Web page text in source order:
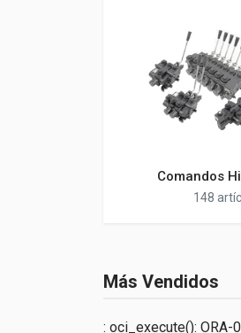
Comandos
148
Más Vendidos
: oci_execute(): ORA-